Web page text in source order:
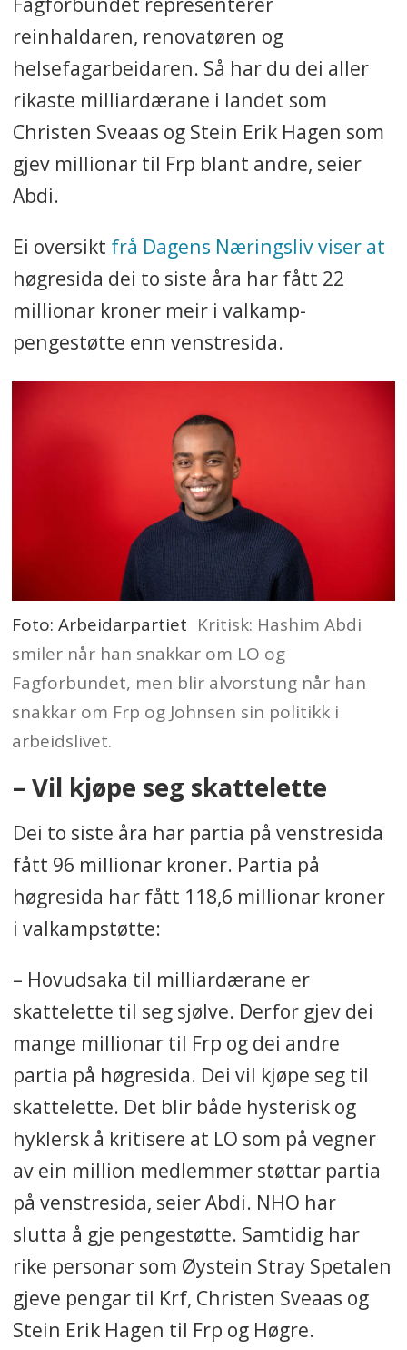
reinhaldaren, renovatøren og
helsefagarbeidaren. Så har du dei aller
rikaste milliardærane i landet som
Christen Sveaas og Stein Erik Hagen som
gjev millionar til Frp blant andre, seier
Abdi.
Ei oversikt frå Dagens Næringsliv viser at
høgresida dei to siste åra har fått 22
millionar kroner meir i valkamp-
pengestøtte enn venstresida.
Foto: Arbeidarpartiet Kritisk: Hashim Abdi
smiler når han snakkar om LO og
Fagforbundet, men blir alvorstung når han
snakkar om Frp og Johnsen sin politikk i
arbeidslivet.
– Vil kjøpe seg skattelette
Dei to siste åra har partia på venstresida
fått 96 millionar kroner. Partia på
høgresida har fått 118,6 millionar kroner
i valkampstøtte:
– Hovudsaka til milliardærane er
skattelette til seg sjølve. Derfor gjev dei
mange millionar til Frp og dei andre
partia på høgresida. Dei vil kjøpe seg til
skattelette. Det blir både hysterisk og
hyklersk å kritisere at LO som på vegner
av ein million medlemmer støttar partia
på venstresida, seier Abdi. NHO har
slutta å gje pengestøtte. Samtidig har
rike personar som Øystein Stray Spetalen
gjeve pengar til Krf, Christen Sveaas og
Stein Erik Hagen til Frp og Høgre.